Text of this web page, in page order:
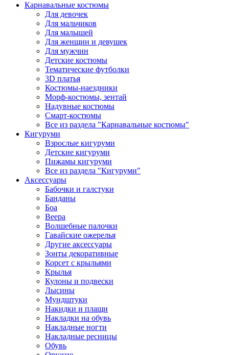
Карнавальные костюмы
Для девочек
Для мальчиков
Для малышей
Для женщин и девушек
Для мужчин
Детские костюмы
Тематические футболки
3D платья
Костюмы-наездники
Морф-костюмы, зентай
Надувные костюмы
Смарт-костюмы
Все из раздела "Карнавальные костюмы"
Кигуруми
Взрослые кигуруми
Детские кигуруми
Пижамы кигуруми
Все из раздела "Кигуруми"
Аксессуары
Бабочки и галстуки
Банданы
Боа
Веера
Волшебные палочки
Гавайские ожерелья
Другие аксессуары
Зонты декоративные
Корсет с крыльями
Крылья
Кулоны и подвески
Лысины
Мундштуки
Накидки и плащи
Накладки на обувь
Накладные ногти
Накладные ресницы
Обувь